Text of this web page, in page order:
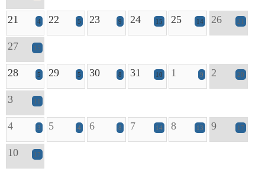
21 4 22 5 23 9 24 15 25 14 26 21
27 15
28 5 29 5 30 8 31 10 1 9 2 20
3 11
4 3 5 4 6 8 7 14 8 13 9 17
10 17